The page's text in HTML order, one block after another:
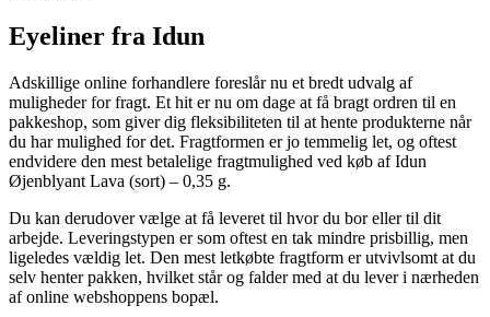
Eyeliner fra Idun
Adskillige online forhandlere foreslår nu et bredt udvalg af
muligheder for fragt. Et hit er nu om dage at få bragt ordren til en
pakkeshop, som giver dig fleksibiliteten til at hente produkterne når
du har mulighed for det. Fragtformen er jo temmelig let, og oftest
endvidere den mest betalelige fragtmulighed ved køb af Idun
Øjenblyant Lava (sort) – 0,35 g.
Du kan derudover vælge at få leveret til hvor du bor eller til dit
arbejde. Leveringstypen er som oftest en tak mindre prisbillig, men
ligeledes vældig let. Den mest letkøbte fragtform er utvivlsomt at du
selv henter pakken, hvilket står og falder med at du lever i nærheden
af online webshoppens bopæl.